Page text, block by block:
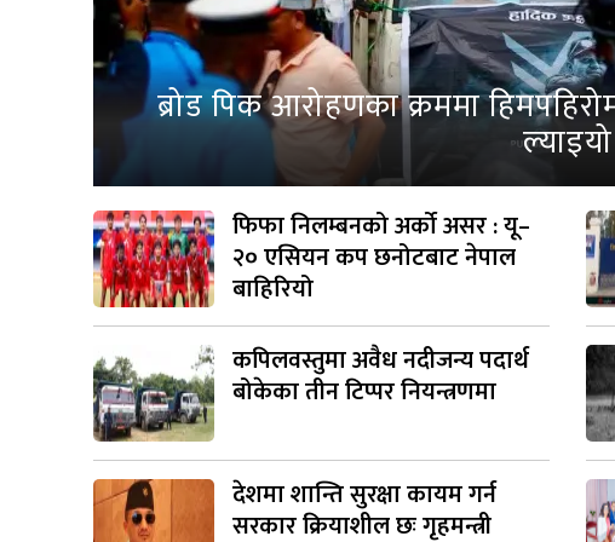
ब्रोड पिक आरोहणका क्रममा
ल्याइयो
फिफा निलम्बनको अर्को असर : यू–
२० एसियन कप छनोटबाट नेपाल
बाहिरियो
कपिलवस्तुमा अवैध नदीजन्य पदार्थ
बोकेका तीन टिप्पर नियन्त्रणमा
देशमा शान्ति सुरक्षा कायम गर्न
सरकार क्रियाशील छः गृहमन्त्री